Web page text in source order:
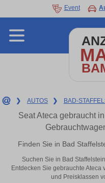
Event
❯ AUTOS ❯ BAD-
Seat Ateca gebraucht
Finden Sie in Bad
Suchen Sie in Bad
Entdecken Sie gebrauchte
und Preisklassen